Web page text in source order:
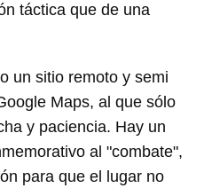
primero has de
de 14ymedio.
CANCELAR
táctica que de una
un sitio remoto y semi
Maps, al que sólo
y paciencia. Hay un
al "combate",
para que el lugar no